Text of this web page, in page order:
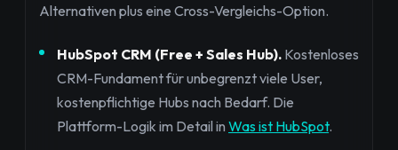
Alternativen plus eine Cross-Vergleichs-Option.
HubSpot CRM (Free + Sales Hub). Kostenloses
CRM-Fundament für unbegrenzt viele User,
kostenpflichtige Hubs nach Bedarf. Die
Plattform-Logik im Detail in Was ist HubSpot.